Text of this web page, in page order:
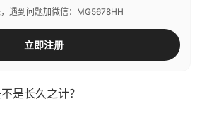
遇到问题加微信：MG5678HH
立即注册
是长久之计？